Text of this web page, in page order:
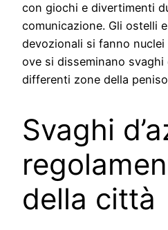
con giochi e divertimenti
comunicazione. Gli ostelli
devozionali si fanno
ove si disseminano svaghi
differenti zone della
Svaghi
della città